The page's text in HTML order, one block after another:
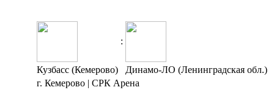
:
Кузбасс (Кемерово)
Динамо-ЛО (Ленинградская обл.)
г. Кемерово | СРК Арена